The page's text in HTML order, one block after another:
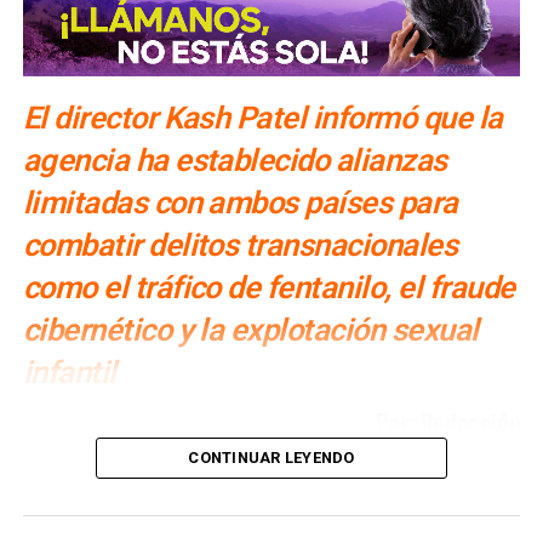
SIGUIENTE
Soleimani planeaba atacar 4 embajadas de EU: Trump
NO TE PIERDAS
afirma Trudeau
El director Kash Patel informó que la
agencia ha establecido alianzas
limitadas con ambos países para
combatir delitos transnacionales
como el tráfico de fentanilo, el fraude
cibernético y la explotación sexual
infantil
director de la Oficina Federal de Investigaciones
cooperación conChina y Rusiapara combatir
CONTINUAR LEYENDO